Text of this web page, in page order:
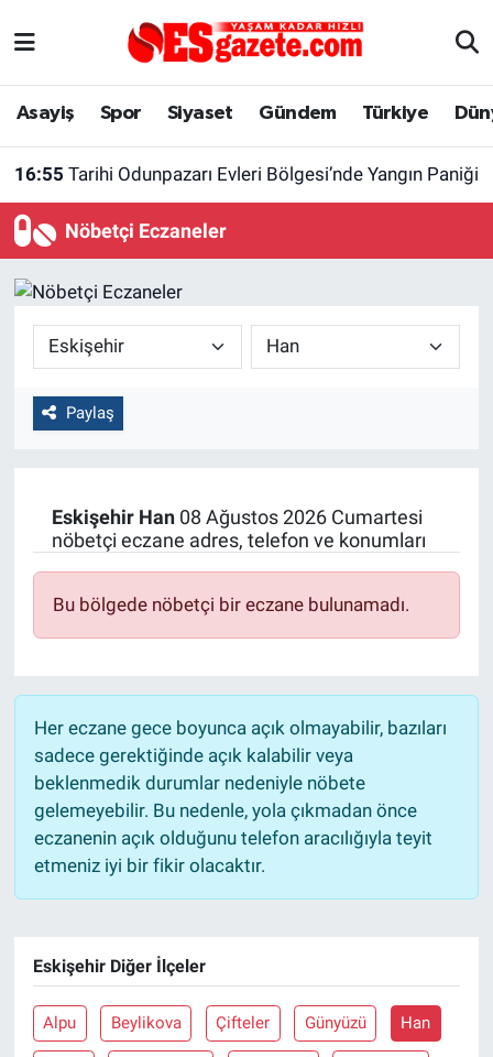
Asayiş Spor Siyaset Gündem Türkiye
16:55 Tarihi Odunpazarı Evleri Bölgesi’nde Yangın Paniği
Nöbetçi Eczaneler
Paylaş
Eskişehir Han08 Ağustos 2026 Cumartesi
nöbetçi eczane adres, telefon ve konumları
Bu bölgede nöbetçi bir eczane bulunamadı.
Her eczane gece boyunca açık olmayabilir, bazıları
sadece gerektiğinde açık kalabilir veya
beklenmedik durumlar nedeniyle nöbete
gelemeyebilir. Bu nedenle, yola çıkmadan önce
eczanenin açık olduğunu telefon aracılığıyla teyit
etmeniz iyi bir fikir olacaktır.
Eskişehir Diğer İlçeler
Alpu Beylikova Çifteler Günyüzü Han
Asayiş
Türkiye
Dünya
Sağlık
Yaşam
Eskişehir Arşivi
Röportaj
Ekonomi
Politika
Kütahya
Gezi
Genel
Çevre
Yerel
Bilim ve Teknoloji
Eskişehir Nöbetçi Eczaneler
Tüm Manşetler
Son Dakika Haberleri
Haber Arşivi